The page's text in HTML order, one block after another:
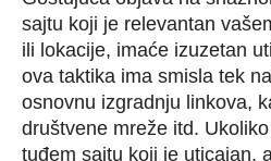
sajtu koji je relevantan
ili lokacije, imaće izuzetan
ova taktika ima smisla tek
osnovnu izgradnju linkova,
društvene mreže itd.
tuđem sajtu koji je uticajan,